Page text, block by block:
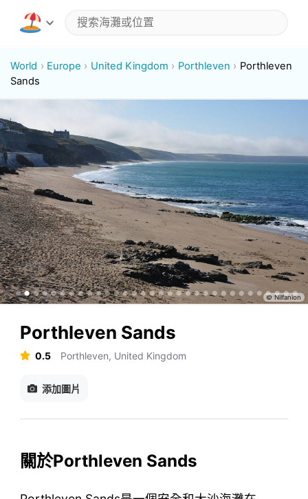
World Europe United Kingdom Porthleven
Porthleven
Sands
Porthleven Sands
0.5 Porthleven, United Kingdom
添加圖片
關於Porthleven Sands